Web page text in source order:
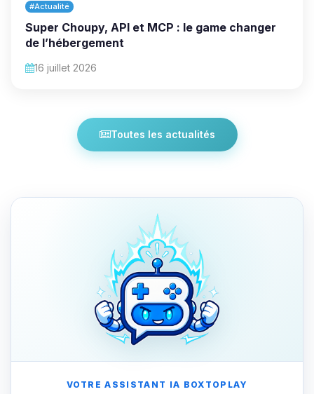
#Actualité
Super Choupy, API et MCP : le game changer
de l’hébergement
16 juillet 2026
Toutes les actualités
VOTRE ASSISTANT IA BOXTOPLAY